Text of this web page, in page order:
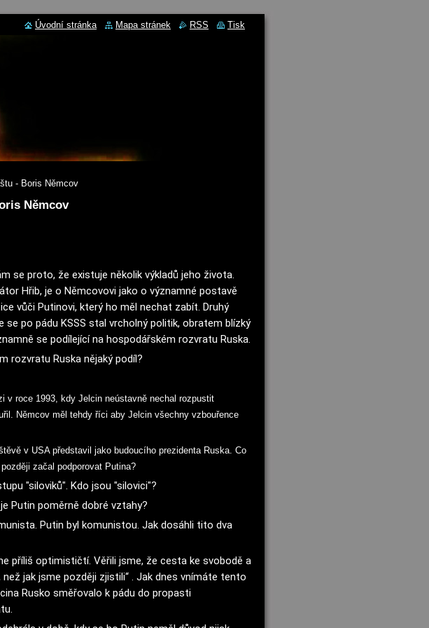
- Boris Němcov
Němcov
se proto, že existuje několik výkladů jeho života.
Hřib, je o Němcovovi jako o významné postavě
vůči Putinovi, který ho měl nechat zabít. Druhý
se po pádu KSSS stal vrcholný politik, obratem blízký
rozvratu Ruska nějaký podíl?
v roce 1993, kdy Jelcin neústavně nechal rozpustit
Němcov měl tehdy říci aby Jelcin všechny vzbouřence
v USA představil jako budoucího prezidenta Ruska. Co
začal podporovat Putina?
"siloviků". Kdo jsou "silovici"?
Putin poměrně dobré vztahy?
Putin byl komunistou. Jak dosáhli tito dva
příliš optimističtí. Věřili jsme, že cesta ke svobodě a
jak jsme později zjistili“ . Jak dnes vnímáte tento
Rusko směřovalo k pádu do propasti
Úvodní stránka Mapa stránek RSS Tisk